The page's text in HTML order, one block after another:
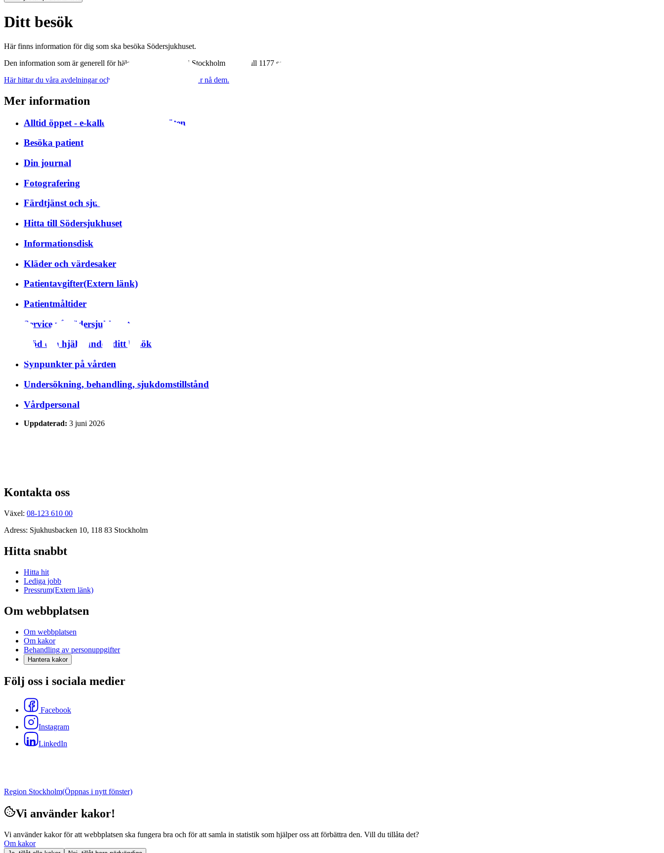
Ditt besök
Här finns information för dig som ska besöka Södersjukhuset.
Den information som är generell för hälso- och sjukvården i Stockholm länkas till 1177.se.
Här hittar du våra avdelningar och mottagningar om du behöver nå dem.
Mer information
Alltid öppet - e-kallelser och videomöten
Besöka patient
Din journal
Fotografering
Färdtjänst och sjukresor
Hitta till Södersjukhuset
Informationsdisk
Kläder och värdesaker
Patientavgifter(Extern länk)
Patientmåltider
Service på Södersjukhuset
Stöd och hjälp under ditt besök
Synpunkter på vården
Undersökning, behandling, sjukdomstillstånd
Vårdpersonal
Uppdaterad: 3 juni 2026
Kontakta oss
Växel: 08-123 610 00
Adress: Sjukhusbacken 10, 118 83 Stockholm
Hitta snabbt
Hitta hit
Lediga jobb
Pressrum(Extern länk)
Om webbplatsen
Om webbplatsen
Om kakor
Behandling av personuppgifter
Hantera kakor
Följ oss i sociala medier
Facebook
Instagram
LinkedIn
Region Stockholm(Öppnas i nytt fönster)
Vi använder kakor!
Vi använder kakor för att webbplatsen ska fungera bra och för att samla in statistik som hjälper oss att förbättra den. Vill du tillåta det?
Om kakor